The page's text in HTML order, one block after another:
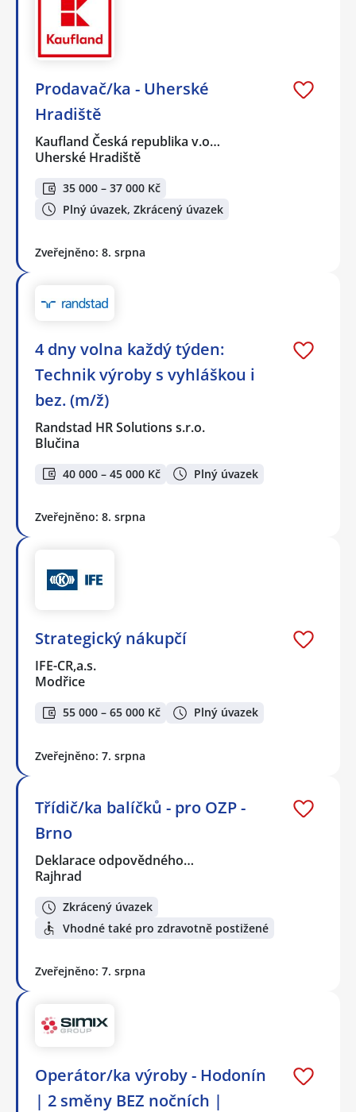
Prodavač/ka - Uherské
Hradiště
Kaufland Česká republika v.o…
Uherské Hradiště
35 000 – 37 000 Kč
Plný úvazek, Zkrácený úvazek
Zveřejněno: 8. srpna
4 dny volna každý týden:
Technik výroby s vyhláškou i
bez. (m/ž)
Randstad HR Solutions s.r.o.
Blučina
40 000 – 45 000 Kč Plný úvazek
Zveřejněno: 8. srpna
Strategický nákupčí
IFE-CR,a.s.
Modřice
55 000 – 65 000 Kč Plný úvazek
Zveřejněno: 7. srpna
Třídič/ka balíčků - pro OZP -
Brno
Deklarace odpovědného…
Rajhrad
Zkrácený úvazek
Vhodné také pro zdravotně postižené
Zveřejněno: 7. srpna
Operátor/ka výroby - Hodonín
| 2 směny BEZ nočních |